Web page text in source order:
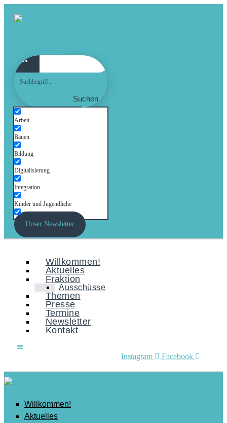
Suchen
Arbeit
Bauen
Bildung
Digitalisierung
Integration
Kinder und Jugendliche
Kultur
Mobilität
Soziales
Stadtentwicklung
Umwelt
Unser Newsletter
Willkommen!
Aktuelles
Fraktion
Ausschüsse
Themen
Presse
Termine
Newsletter
Kontakt
Instagram Facebook
Willkommen!
Aktuelles